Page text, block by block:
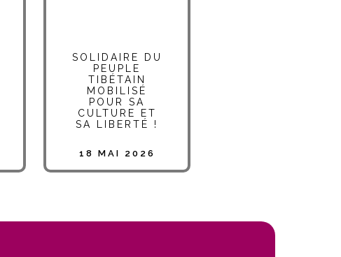
SOLIDAIRE DU
PEUPLE
TIBÉTAIN
MOBILISÉ
POUR SA
CULTURE ET
SA LIBERTÉ !
18 MAI 2026